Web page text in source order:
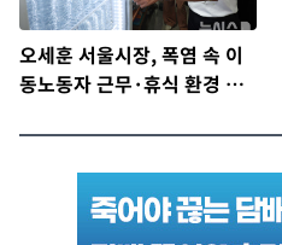
오세훈 서울시장, 폭염 속 이
동노동자 근무·휴식 환경 점